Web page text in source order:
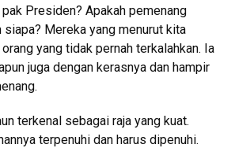
Presiden? Apakah pemenang
siapa? Mereka yang menurut kita
yang tidak pernah terkalahkan. Ia
juga dengan kerasnya dan hampir
terkenal sebagai raja yang kuat.
terpenuhi dan harus dipenuhi.